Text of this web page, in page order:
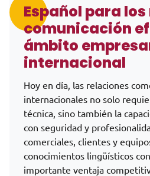
Español para
comunicación
ámbito
internacional
Hoy en día, las relaciones
internacionales no solo
técnica, sino también la
con seguridad y
comerciales, clientes y
conocimientos lingüísticos
importante ventaja